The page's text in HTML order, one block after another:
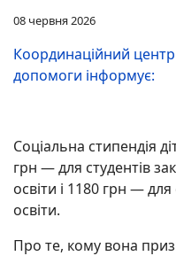
08 червня 2026
Координаційний
допомоги інформує:
Соціальна стипендія
грн — для студентів
освіти і 1180 грн — для
освіти.
Про те, кому вона